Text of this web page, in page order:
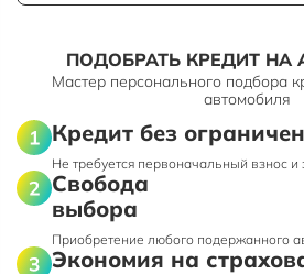
ПОДОБРАТЬ КРЕДИТ НА
Мастер персонального подбора
автомобиля
Кредит без
Не требуется первоначальный взнос и
Свобода
выбора
Приобретение любого подержанного
Экономия на